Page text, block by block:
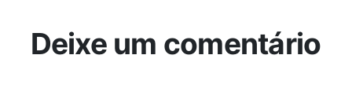
Deixe um comentário